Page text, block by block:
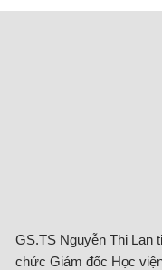
GS.TS Nguyễn Thị Lan
chức Giám đốc Học